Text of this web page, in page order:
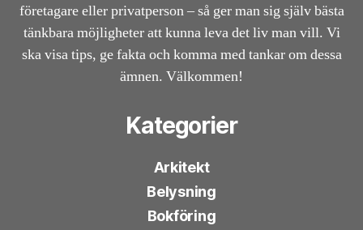
företagare eller privatperson – så ger man sig själv bästa
tänkbara möjligheter att kunna leva det liv man vill. Vi
ska visa tips, ge fakta och komma med tankar om dessa
ämnen. Välkommen!
Kategorier
Arkitekt
Belysning
Bokföring